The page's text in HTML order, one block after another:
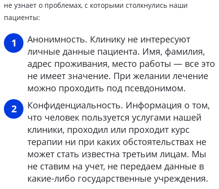
не узнает о проблемах, с которыми столкнулись наши
пациенты:
Анонимность. Клинику не интересуют
личные данные пациента. Имя, фамилия,
адрес проживания, место работы — все это
не имеет значение. При желании лечение
можно проходить под псевдонимом.
Конфиденциальность. Информация о том,
что человек пользуется услугами нашей
клиники, проходил или проходит курс
терапии ни при каких обстоятельствах не
может стать известна третьим лицам. Мы
не ставим на учет, не передаем данные в
какие-либо государственные учреждения.